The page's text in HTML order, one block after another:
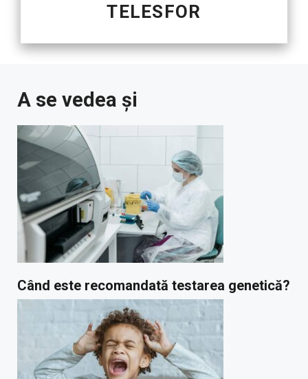
TELESFOR
A se vedea și
Când este recomandată testarea genetică?